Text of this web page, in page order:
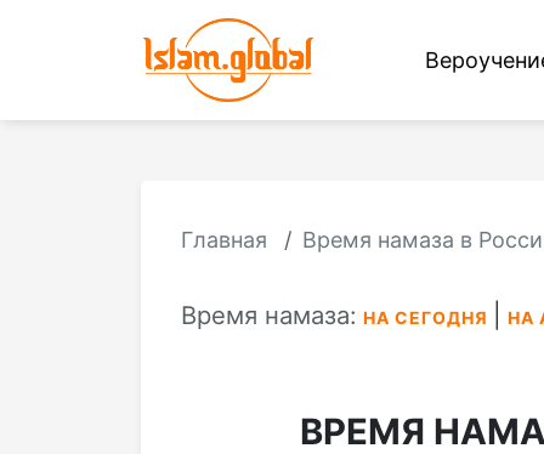
Главная Время намаза в
Время намаза: НА СЕГОДНЯ НА
ВРЕМЯ